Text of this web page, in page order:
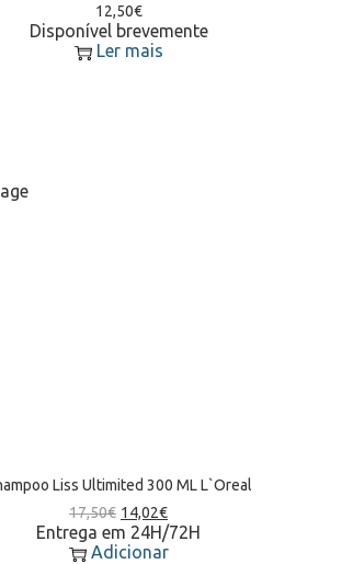
12,50€
Disponível brevemente
Ler mais
Liss Ultimited 300 ML L`Oreal
17,50€ 14,02€
Entrega em 24H/72H
Adicionar